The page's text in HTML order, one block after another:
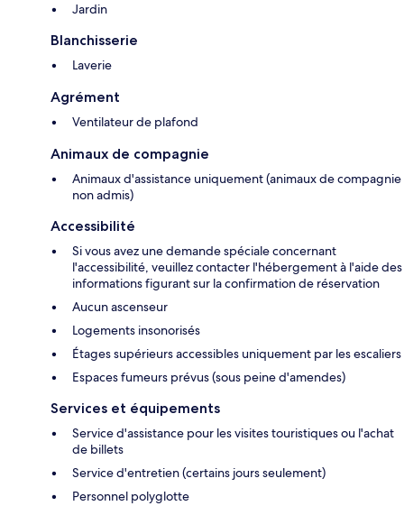
Jardin
Blanchisserie
Laverie
Agrément
Ventilateur de plafond
Animaux de compagnie
Animaux d'assistance uniquement (animaux de compagnie
non admis)
Accessibilité
Si vous avez une demande spéciale concernant
l'accessibilité, veuillez contacter l'hébergement à l'aide des
informations figurant sur la confirmation de réservation
Aucun ascenseur
Logements insonorisés
Étages supérieurs accessibles uniquement par les escaliers
Espaces fumeurs prévus (sous peine d'amendes)
Services et équipements
Service d'assistance pour les visites touristiques ou l'achat
de billets
Service d'entretien (certains jours seulement)
Personnel polyglotte